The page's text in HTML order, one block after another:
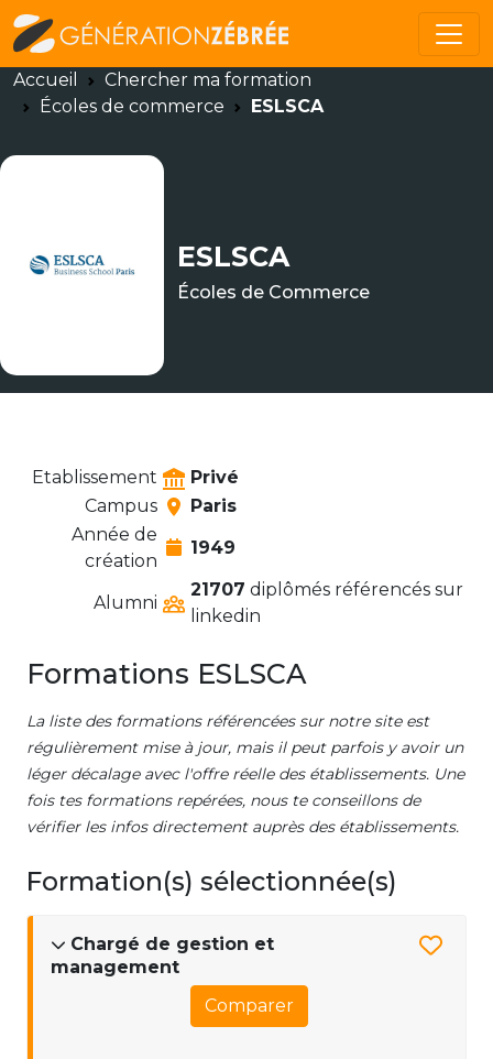
Accueil
Chercher ma formation
Écoles de commerce
ESLSCA
ESLSCA
Écoles de Commerce
Etablissement
Privé
Campus
Paris
Année de
création
1949
Alumni
21707 diplômés référencés sur
linkedin
Formations ESLSCA
La liste des formations référencées sur notre site est
régulièrement mise à jour, mais il peut parfois y avoir un
léger décalage avec l'offre réelle des établissements. Une
fois tes formations repérées, nous te conseillons de
vérifier les infos directement auprès des établissements.
Formation(s) sélectionnée(s)
Chargé de gestion et
management
Comparer